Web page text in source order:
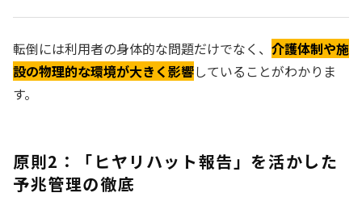
転倒には利用者の身体的な問題だけでなく、 介護体制や施
設の物理的な環境が大きく影響していることがわかりま
す。
原則2：「ヒヤリハット報告」を活かした
予兆管理の徹底